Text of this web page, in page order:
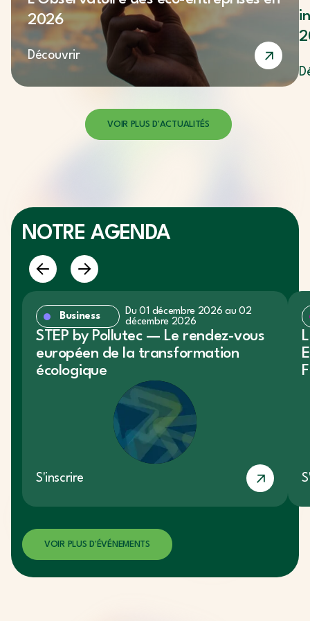
2026
Découvrir
VOIR PLUS D'ACTUALITÉS
NOTREAGENDA
Business
Du 01 décembre 2026 au 02
décembre 2026
STEP by Pollutec — Le rendez-vous
européen de la transformation
écologique
S'inscrire
VOIR PLUS D'ÉVÉNEMENTS